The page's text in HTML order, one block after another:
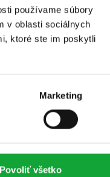
používame súbory
v oblasti sociálnych
ktoré ste im poskytli
Marketing
Povoliť všetko